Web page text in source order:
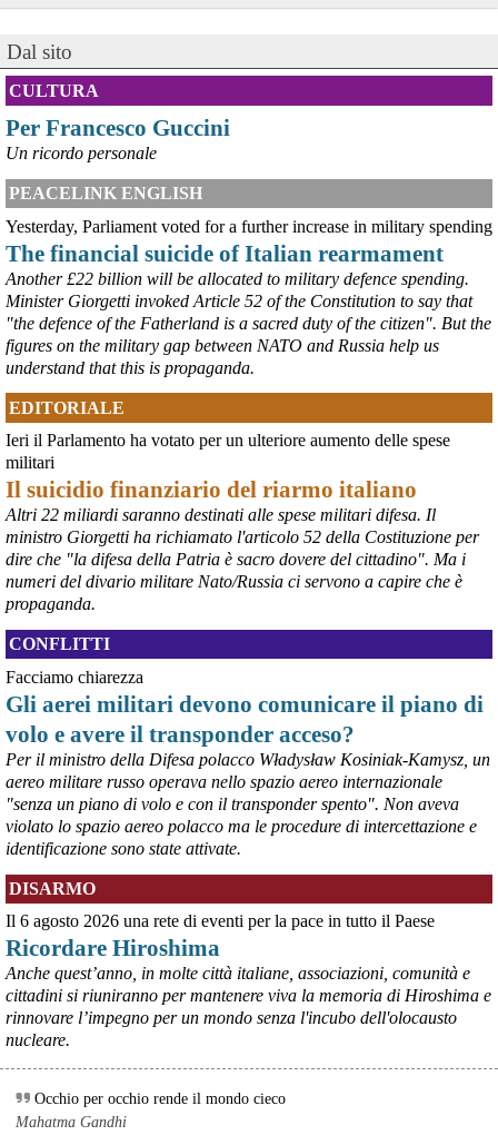
cronachetarantine.it/index.php
il Governo ha manifestato l’intenzione di predisporre un
provvedimento straordinario per attenuare le conseguenze
economiche e sociali della prevista fermata dell’area a caldo e ha
chiesto alle rappresentanze del territorio di formulare proposte
concrete per definirne i contenuti. Casartigiani valuta positivamente
#ILVA #Taranto
@peacelink
6/8/2026 21:36
giornalerossoblu.it/ex-ilva-sc
Nel tavolo convocato al Ministero delle Imprese e del Made in Italy,
il Governo ha annunciato l’intenzione di predisporre un
provvedimento straordinario per attenuare le conseguenze
economiche e sociali dello stop dell’area a caldo, invitando le
rappresentanze del territorio a presentare proposte operative.
#ILVA #Taranto
Ultimi cento milioni di euro per l’ex Ilva, poi non saranno più
possibili nuovi aiuti di Stato. Lo ha confermato il ministro Adolfo
Urso durante l’incontro al Mimit con le imprese dell’indotto: la
tranche conclusiva del prestito autorizzato dall’Unione europea
dovrà essere erogata entro il 9 agosto e restituita dal futuro
acquirente.
Fonte: Studio100
#ILVA #UE
@peacelink - 6/8/2026 21:08
Il governatore di Puglia Decaro esce dal vertice al Mimit più
preoccupato di come era entrato, lamentando l’assenza di certezze
sulla procedura di gara e ribadendo la necessità di un ruolo diretto
Dal sito
CULTURA
Per Francesco Guccini
Un ricordo personale
PEACELINK ENGLISH
Yesterday, Parliament voted for a further increase in military spending
The financial suicide of Italian rearmament
Another £22 billion will be allocated to military defence spending.
Minister Giorgetti invoked Article 52 of the Constitution to say that
"the defence of the Fatherland is a sacred duty of the citizen". But the
figures on the military gap between NATO and Russia help us
understand that this is propaganda.
EDITORIALE
Ieri il Parlamento ha votato per un ulteriore aumento delle spese
militari
Il suicidio finanziario del riarmo italiano
Altri 22 miliardi saranno destinati alle spese militari difesa. Il
ministro Giorgetti ha richiamato l'articolo 52 della Costituzione per
dire che "la difesa della Patria è sacro dovere del cittadino". Ma i
numeri del divario militare Nato/Russia ci servono a capire che è
propaganda.
CONFLITTI
Facciamo chiarezza
Gli aerei militari devono comunicare il piano di
volo e avere il transponder acceso?
Per il ministro della Difesa polacco Władysław Kosiniak-Kamysz, un
aereo militare russo operava nello spazio aereo internazionale
"senza un piano di volo e con il transponder spento". Non aveva
violato lo spazio aereo polacco ma le procedure di intercettazione e
identificazione sono state attivate.
DISARMO
Il 6 agosto 2026 una rete di eventi per la pace in tutto il Paese
Ricordare Hiroshima
Anche quest’anno, in molte città italiane, associazioni, comunità e
cittadini si riuniranno per mantenere viva la memoria di Hiroshima e
rinnovare l’impegno per un mondo senza l'incubo dell'olocausto
nucleare.
Occhio per occhio rende il mondo cieco
Mahatma Gandhi